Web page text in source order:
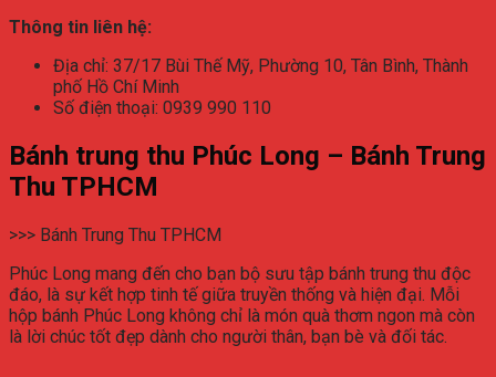
Thông tin liên hệ:
Địa chỉ: 37/17 Bùi Thế Mỹ, Phường 10, Tân Bình, Thành
phố Hồ Chí Minh
Số điện thoại: 0939 990 110
Bánh trung thu Phúc Long – Bánh Trung
Thu TPHCM
>>> Bánh Trung Thu TPHCM
Phúc Long mang đến cho bạn bộ sưu tập bánh trung thu độc
đáo, là sự kết hợp tinh tế giữa truyền thống và hiện đại. Mỗi
hộp bánh Phúc Long không chỉ là món quà thơm ngon mà còn
là lời chúc tốt đẹp dành cho người thân, bạn bè và đối tác.